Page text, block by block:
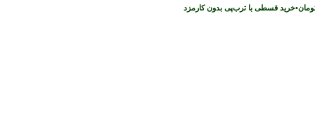
•خرید قسطی با ترب‌پی بدون کارمزد